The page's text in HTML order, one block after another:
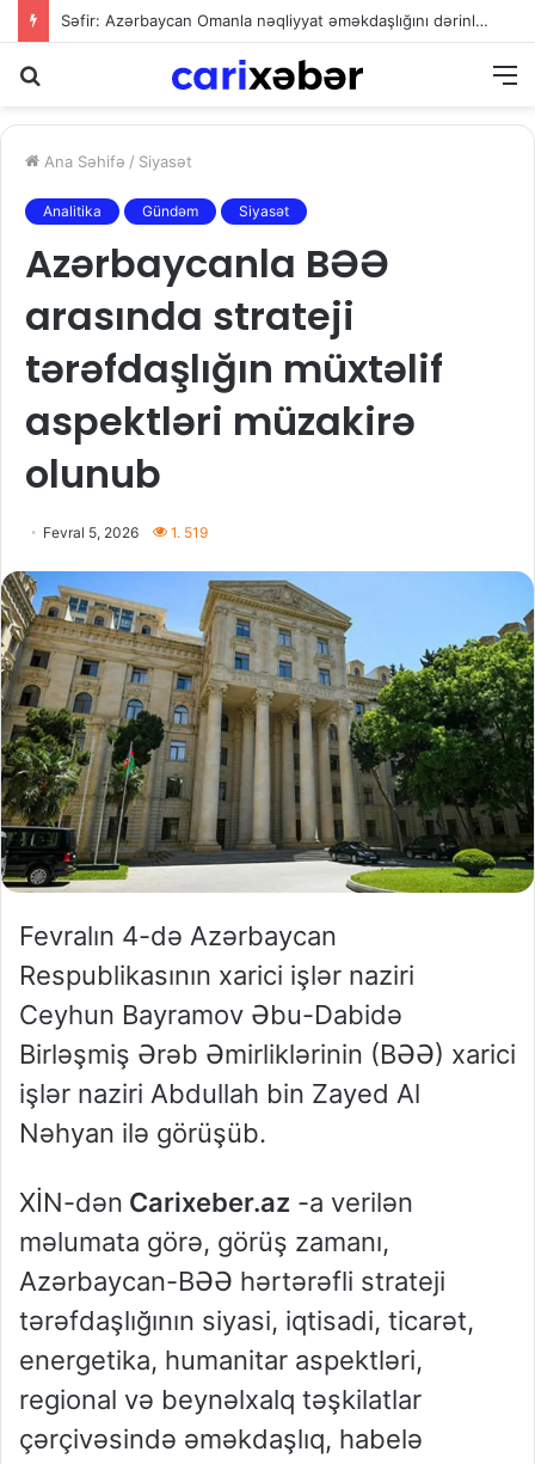
Səfir: Azərbaycan Omanla nəqliyyat əməkdaşlığını dərinləşdirməyə hazırdır
Ana Səhifə / Siyasət
Analitika Gündəm Siyasət
Azərbaycanla BƏƏ
arasında strateji
tərəfdaşlığın müxtəlif
aspektləri müzakirə
olunub
Fevral 5, 2026 1. 519
Fevralın 4-də Azərbaycan
Respublikasının xarici işlər naziri
Ceyhun Bayramov Əbu-Dabidə
Birləşmiş Ərəb Əmirliklərinin (BƏƏ) xarici
işlər naziri Abdullah bin Zayed Al
Nəhyan ilə görüşüb.
XİN-dən Carixeber.az -a verilən
məlumata görə, görüş zamanı,
Azərbaycan-BƏƏ hərtərəfli strateji
tərəfdaşlığının siyasi, iqtisadi, ticarət,
energetika, humanitar aspektləri,
regional və beynəlxalq təşkilatlar
çərçivəsində əməkdaşlıq, habelə